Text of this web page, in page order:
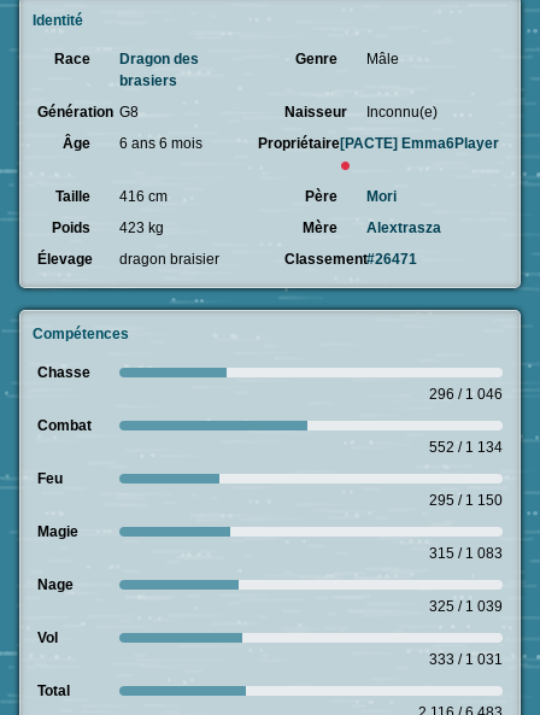
Identité
Race
Dragon des
brasiers
Genre Mâle
Génération G8 Naisseur
Inconnu(e)
Âge
6 ans 6 mois Propriétaire[PACTE] Emma6Player
Taille 416 cm Père
Mori
Poids
423 kg Mère
Alextrasza
Élevage
dragon braisier Classement#26471
Compétences
Chasse
296 / 1 046
Combat
552 / 1 134
Feu
295 / 1 150
Magie
315 / 1 083
Nage
325 / 1 039
Vol
333 / 1 031
Total